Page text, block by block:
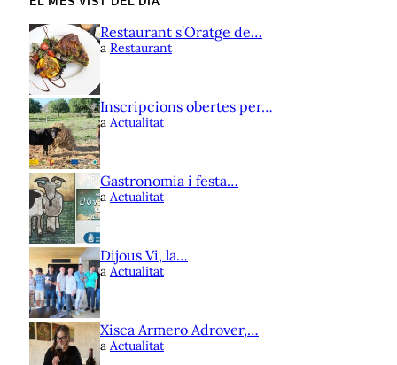
Restaurant s’Oratge de…
a Restaurant
Inscripcions obertes per…
a Actualitat
Gastronomia i festa…
a Actualitat
Dijous Vi, la…
a Actualitat
Xisca Armero Adrover,…
a Actualitat